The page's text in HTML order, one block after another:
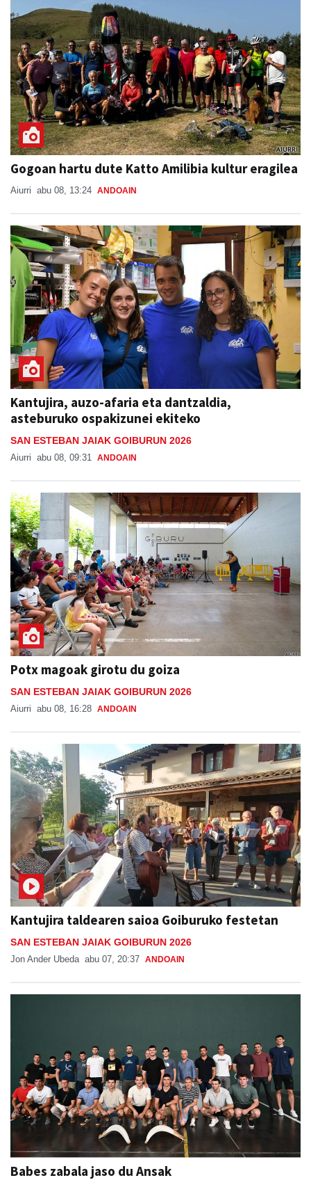
Gogoan hartu dute Katto Amilibia kultur eragilea
Aiurri abu 08, 13:24 ANDOAIN
Kantujira, auzo-afaria eta dantzaldia,
asteburuko ospakizunei ekiteko
SAN ESTEBAN JAIAK GOIBURUN 2026
Aiurri abu 08, 09:31 ANDOAIN
Potx magoak girotu du goiza
SAN ESTEBAN JAIAK GOIBURUN 2026
Aiurri abu 08, 16:28 ANDOAIN
Kantujira taldearen saioa Goiburuko festetan
SAN ESTEBAN JAIAK GOIBURUN 2026
Jon Ander Ubeda abu 07, 20:37 ANDOAIN
Babes zabala jaso du Ansak